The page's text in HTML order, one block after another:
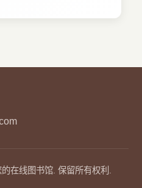
在线图书馆. 保留所有权利.